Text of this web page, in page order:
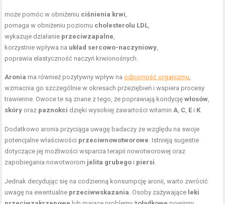
może pomóc w obniżeniu ciśnienia krwi,
pomaga w obniżeniu poziomu cholesterolu LDL,
wykazuje działanie przeciwzapalne,
korzystnie wpływa na układ sercowo-naczyniowy,
poprawia elastyczność naczyń krwionośnych.
Aronia ma również pozytywny wpływ naodporność organizmu,
wzmacnia go szczególnie w okresach przeziębień i wspiera procesy
trawienne. Owoce te są znane z tego, że poprawiają kondycjęwłosów,
skóry oraz paznokci dzięki wysokiej zawartości witaminA, C, E i K.
Dodatkowo aronia przyciąga uwagę badaczy ze względu na swoje
potencjalne właściwości przeciwnowotworowe. Istnieją sugestie
dotyczące jej możliwości wsparcia terapii nowotworowej oraz
zapobiegania nowotworom jelita grubego i piersi.
Jednak decydując się na codzienną konsumpcję aronii, warto zwrócić
uwagę na ewentualne przeciwwskazania. Osoby zażywające leki